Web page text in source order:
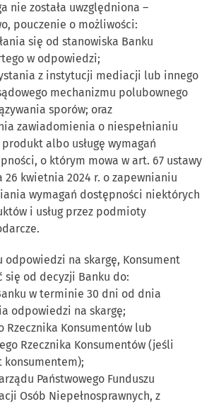
nie została uwzględniona –
pouczenie o możliwości:
się od stanowiska Banku
w odpowiedzi;
z instytucji mediacji lub innego
mechanizmu polubownego
sporów; oraz
zawiadomienia o niespełnianiu
produkt albo usługę wymagań
o którym mowa w art. 67 ustawy
26 kwietnia 2024 r. o zapewnianiu
wymagań dostępności niektórych
i usług przez podmioty
odpowiedzi na skargę, Konsument
się od decyzji Banku do:
w terminie 30 dni od dnia
odpowiedzi na skargę;
Rzecznika Konsumentów lub
Rzecznika Konsumentów (jeśli
konsumentem);
Państwowego Funduszu
Osób Niepełnosprawnych, z